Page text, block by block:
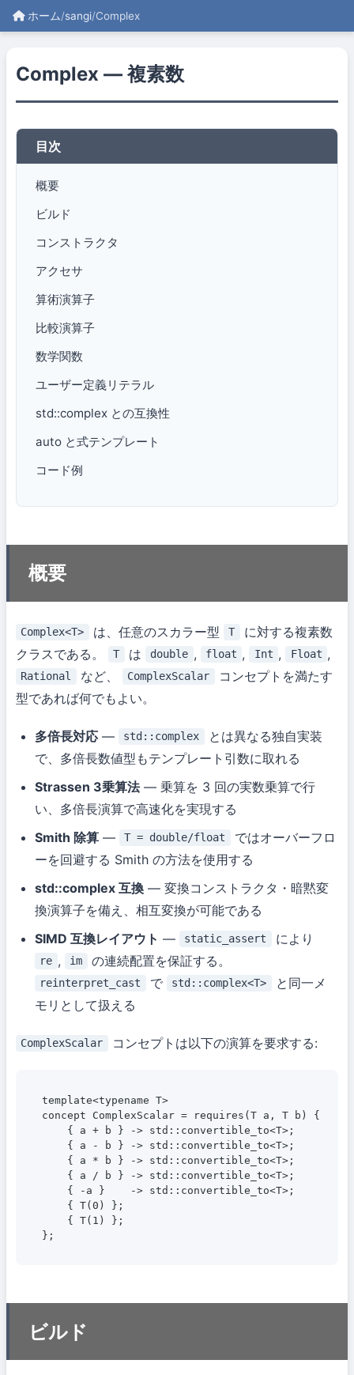
ホーム/sangi/Complex
Complex — 複素数
目次
概要
ビルド
コンストラクタ
アクセサ
算術演算子
比較演算子
数学関数
ユーザー定義リテラル
std::complex との互換性
auto と式テンプレート
コード例
概要
Complex<T> は、任意のスカラー型 T
に対する複素数
クラスである。
T は double , float , Int , Float ,
Rational など、 ComplexScalar
コンセプトを満たす
型であれば何でもよい。
多倍長対応 — std::complex
とは異なる独自実装
で、多倍長数値型もテンプレート引数に取れる
Strassen 3乗算法— 乗算を 3 回の実数乗算で行
い、多倍長演算で高速化を実現する
Smith 除算 — T = double/float
ではオーバーフロ
ーを回避する Smith の方法を使用する
std::complex 互換 — 変換コンストラクタ・暗黙変
換演算子を備え、相互変換が可能である
SIMD 互換レイアウト — static_assert により
re , im の連続配置を保証する。
reinterpret_cast で std::complex<T>
と同一メ
モリとして扱える
ComplexScalar コンセプトは以下の演算を要求する:
template<typename T>
concept ComplexScalar = requires(T a, T b) {
    { a + b } -> std::convertible_to<T>;
    { a - b } -> std::convertible_to<T>;
    { a * b } -> std::convertible_to<T>;
    { a / b } -> std::convertible_to<T>;
    { -a }    -> std::convertible_to<T>;
    { T(0) };
    { T(1) };
};
ビルド